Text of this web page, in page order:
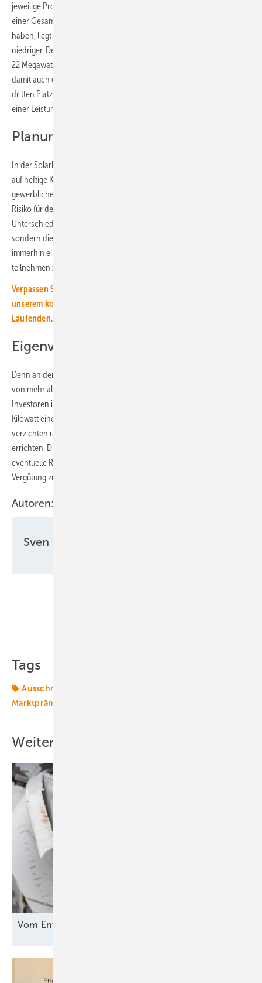
jeweilige Projektgröße. Während in Sachsen-Anhalt 25 Projekte mit
einer Gesamtleistung von 34 Megawatt einen Zuschlag bekommen
haben, liegt die durchschnittliche Anlagengröße in Brandenburg
niedriger. Denn hier verteilt sich die bezuschlagte Gesamtleitung von
22 Megawatt auf 32 Gebote. Diese beiden Bundesländer konnten
damit auch die meisten Marktprämien für sich gewinnen. Auf dem
dritten Platz liegt Niedersachsen mit 16 Zuschlägen für Projekte mit
einer Leistung von 25 Megawatt.
Planung wird komplizierter
In der Solarbranche stoßen die Ausschreibungen von Dachanlagen
auf heftige Kritik. Nicht nur, weil sie den Ausbau im wichtigen
gewerblichen Segment behindern, sondern auch weil sie ein höheres
Risiko für den Investor bedeuten. Schließlich hängt hier – im
Unterschied zum Freiflächenprojekt – nicht nur die Solaranlage dran,
sondern die Planung des gesamten Gebäudes. Auch wenn das EEG
immerhin einen Ausweg offen lässt, um nicht an den Auktionen
teilnehmen zu müssen, bleibt es eine unnötig hohe Hürde.
Verpassen Sie keine Information rund um die Energiewende! Mit
unserem kostenlosen Newsletter bleiben Sie immer auf dem
Laufenden.
Eigenverbrauch ohne Ausschreibung
Denn an den Ausschreibungen müssen Projekte mit einer Leistung
von mehr als 300 Kilowatt teilnehmen. Alternativ können die
Investoren in Anlagen mit einer Leistung zwischen 300 und 750
Kilowatt eine Einspeisevergütung für die Hälfte des erzeugten Stroms
verzichten und den Generator auch außerhalb von Ausschreibungen
errichten. Dies ist vor allem für Eigenverbraucher eine Möglichkeit,
eventuelle Reststrommengen in Netz einzuspeisen und dafür eine
Vergütung zu bekommen.
Autoren:
Sven Ullrich
Tags
Ausschreibungen
Marktprämie
Weitere Inhalte
Vom Entsorgungsproblem zur